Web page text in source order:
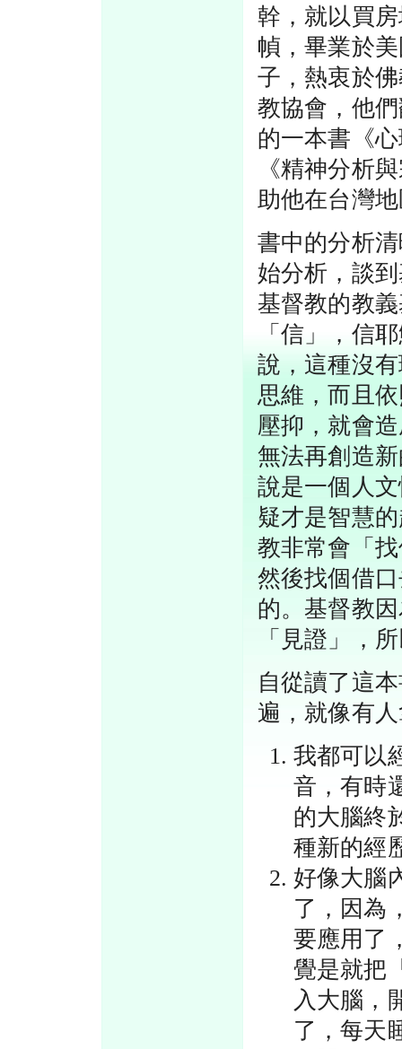
幹，就以買
幀，畢業於
子，熱衷於
教協會，他
的一本書《
《精神分析
助他在台灣
書中的分析
始分析，談
基督教的教
「信」，信
說，這種沒
思維，而且
壓抑，就會
無法再創造
說是一個人
疑才是智慧
教非常會「
然後找個借
的。基督教
「見證」，
自從讀了這
遍，就像有
我都可以
音，有時
的大腦終
種新的經
好像大腦
了，因為
要應用了
覺是就把
入大腦，
了，每天